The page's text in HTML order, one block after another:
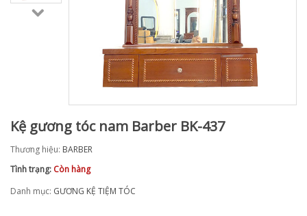
Kệ gương tóc nam Barber BK-437
Thương hiệu: BARBER
Tình trạng: Còn hàng
Danh mục: GƯƠNG KỆ TIỆM TÓC